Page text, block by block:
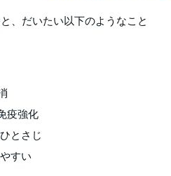
、だいたい以下のようなこと
疫強化
とさじ
すい